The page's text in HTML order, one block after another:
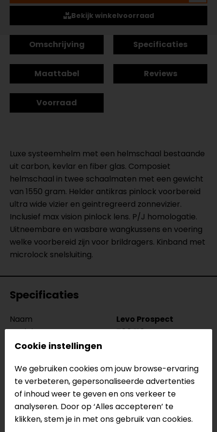
Bekijk winkelvoorraad
Omschrijving Specificaties
Maattabel Reviews
Voorraad
Luxe systeemhelm met een helmschaal bestaande
uit carbon, kevlar en fiber glas. Composiet
helmschaal in twee schaalmaten met een gewicht
van 1550 gram. Helder antikras pinlock voorbereid
ultra wide vizier en geintregreerd zonnevizier.
Inclusief max vision pinlock lens. P/J homologatie.
Uitneembare en wasbare wangkussens en voering
welke voorbereid zijn voor brildragers. Kinband met
microlock snelsluiting.
Specificaties
Naam
Levo Prospect
Model
766.1164
Merk
Certificering
ECE 22.05
Communicatie
Universeel voorbereid
Kinbandsluiting
Ratelsluiting
Materiaal
Glasvezel (mix)
Pinlock
Inbegrepen
Cookie instellingen
We gebruiken cookies om jouw browse-ervaring
te verbeteren, gepersonaliseerde advertenties
of inhoud weer te geven en ons verkeer te
analyseren. Door op ‘Alles accepteren’ te
klikken, stem je in met ons gebruik van cookies.